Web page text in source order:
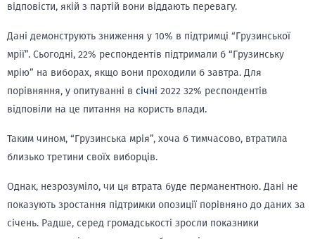
відповісти, якій з партій вони віддають перевагу.
Дані демонструють зниження у 10% в підтримці “Грузинської
мрії”. Сьогодні, 22% респондентів підтримали б “Грузинську
мрію” на виборах, якщо вони проходили б завтра. Для
порівняння, у опитуванні в січні 2022 32% респондентів
відповіли на це питання на користь влади.
Таким чином, “Грузинська мрія”, хоча б тимчасово, втратила
близько третини своїх виборців.
Однак, незрозуміло, чи ця втрата буде перманентною. Дані не
показують зростання підтримки опозиції порівняно до даних за
січень. Радше, серед громадськості зросли показники